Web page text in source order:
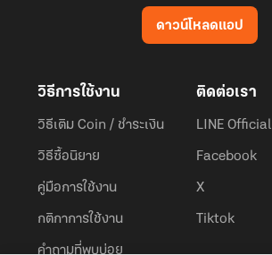
ดาวน์โหลดแอป
วิธีการใช้งาน
วิธีเติม Coin / ชำระเงิน
วิธีซื้อนิยาย
คู่มือการใช้งาน
กติกาการใช้งาน
คำถามที่พบบ่อย
ติดต่อเรา
LINE Official
Facebook
X
Tiktok